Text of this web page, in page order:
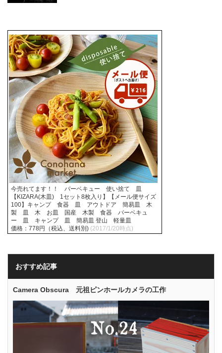
今売れてます！！ バーベキュー 使い捨て 皿
【KIZARA(木皿) 1セット8枚入り】【メール便サイズ
100】キャンプ 食器 皿 アウトドア 簡易皿 木
製 皿 木 お皿 国産 木製 食器 バーベキュ
ー 皿 キャンプ 皿 簡易皿 登山 軽量皿
価格：778円（税込、送料別) (2017/1/20時点)
おすすめ記事
Camera Obscura 元祖ピンホールカメラの工作